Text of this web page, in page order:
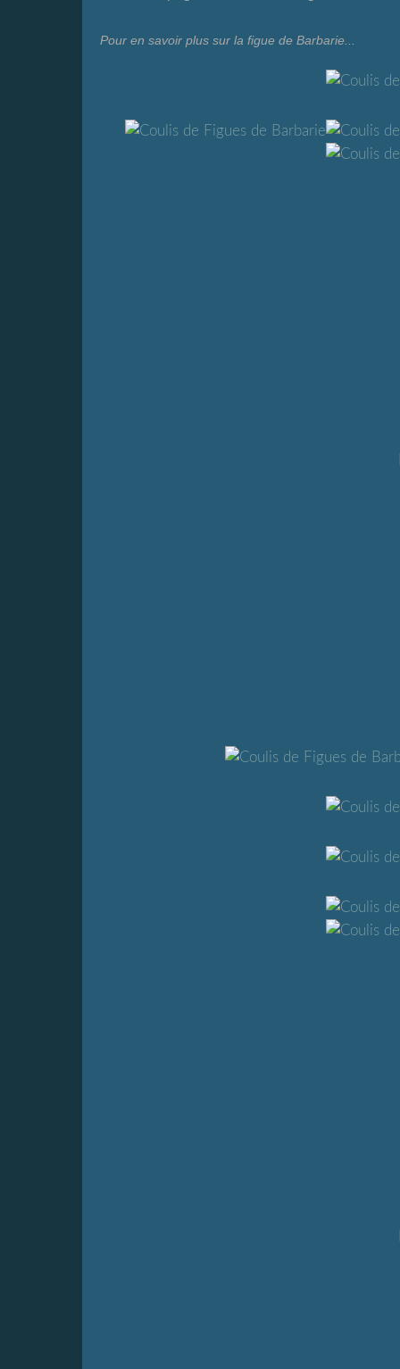
Pour en savoir plus sur la figue de Barbarie...